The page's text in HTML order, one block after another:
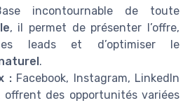
incontournable de toute
, il permet de présenter l’offre,
leads et d’optimiser le
.
:Facebook, Instagram, LinkedIn
offrent des opportunités variées